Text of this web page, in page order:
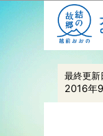
最終更新
2016年